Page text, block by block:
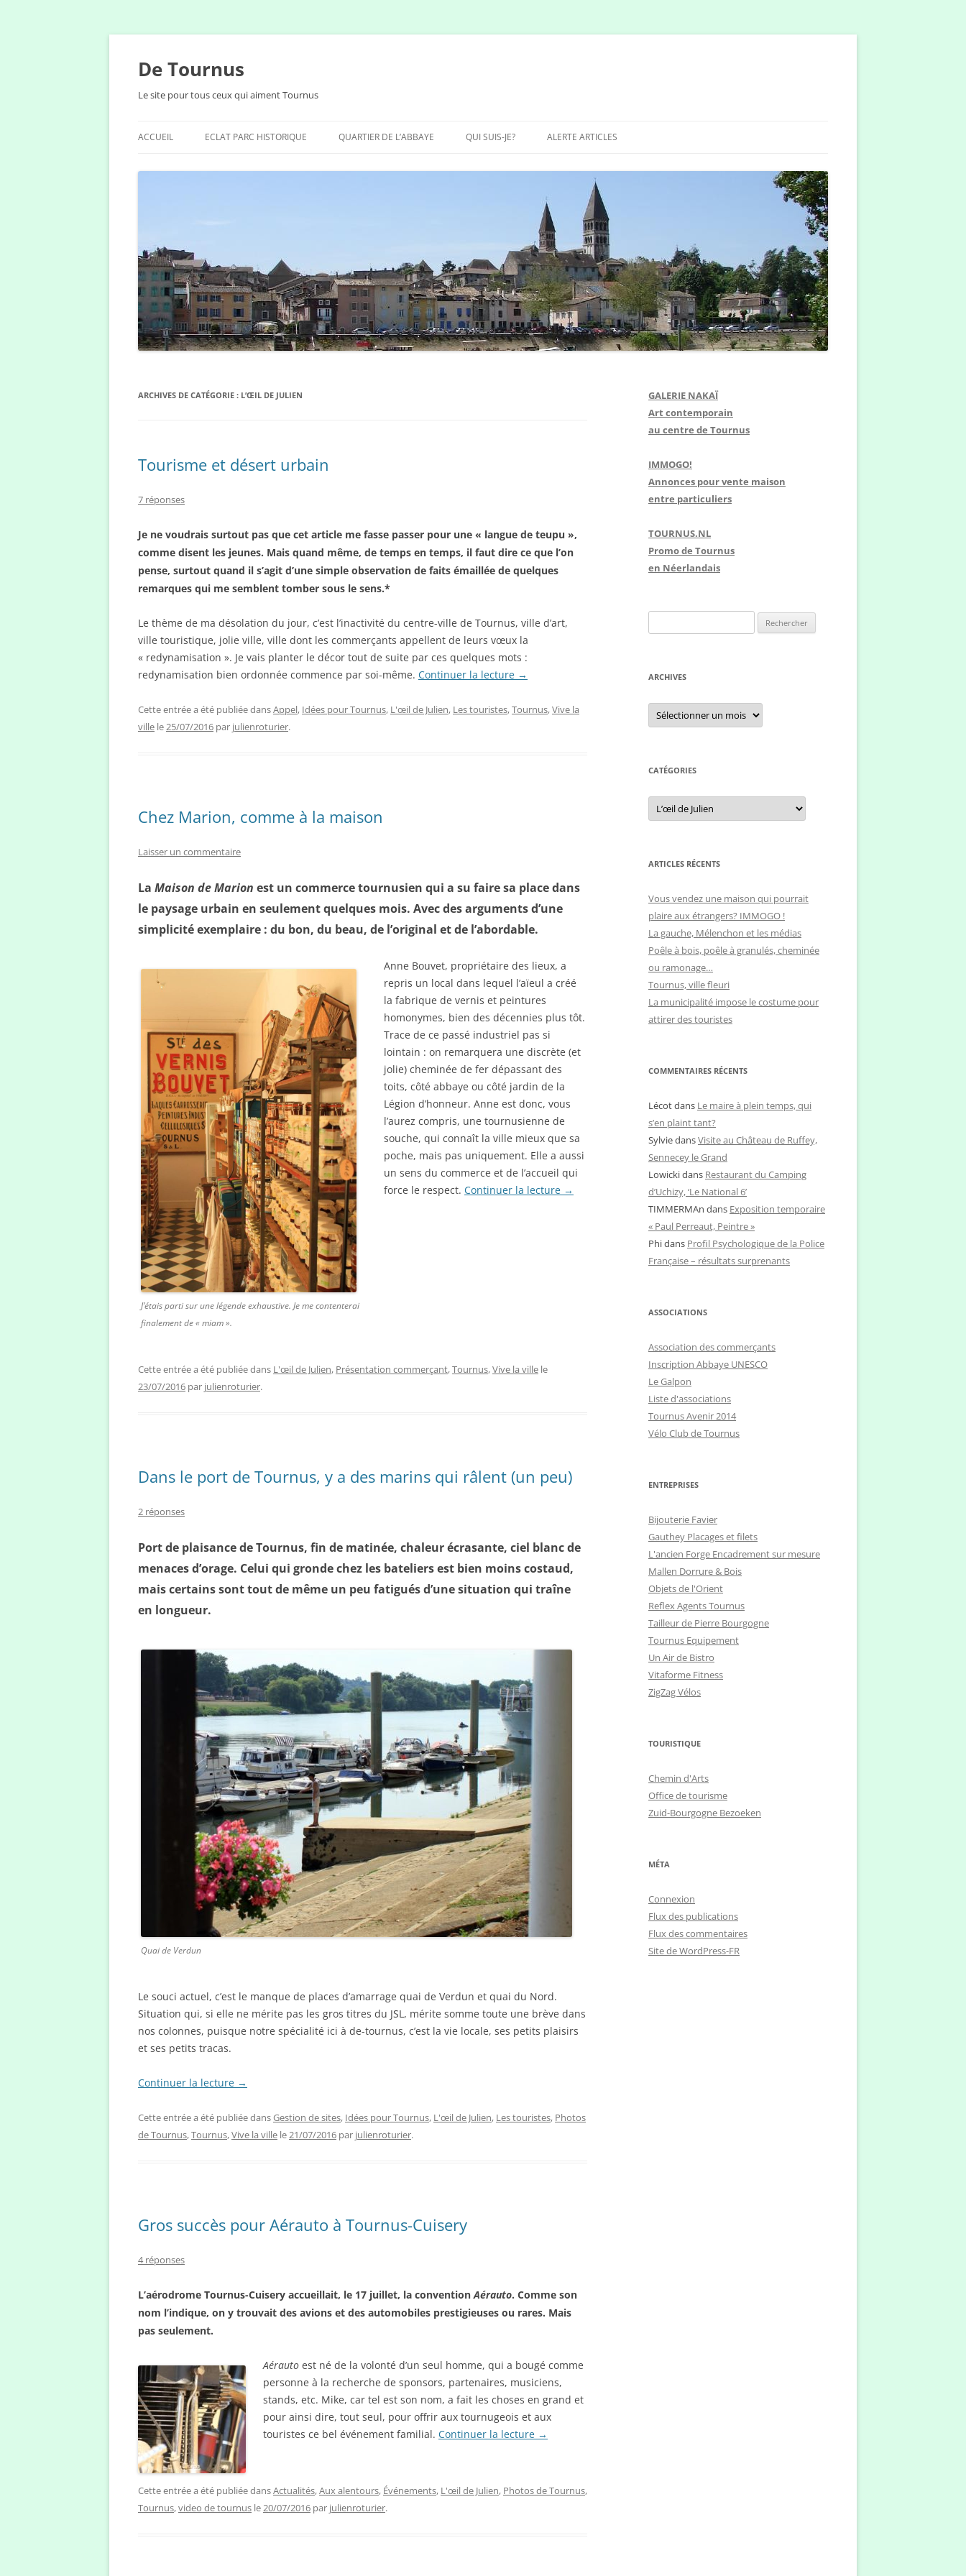
Aller
contenu
De Tournus
Le site pour tous ceux qui aiment Tournus
ACCUEIL ECLAT PARC HISTORIQUE QUARTIER DE L’ABBAYE QUI SUIS-JE?
SITE POUR 10 % DU CHIFFRE
ALERTE ARTICLES
ARCHIVES DE CATÉGORIE : L’ŒIL DE JULIEN
Tourisme et désert urbain
7 réponses
Je ne voudrais surtout pas que cet article me fasse passer pour une « langue de teupu »,
comme disent les jeunes. Mais quand même, de temps en temps, il faut dire ce que l’on
pense, surtout quand il s’agit d’une simple observation de faits émaillée de quelques
remarques qui me semblent tomber sous le sens.*
Le thème de ma désolation du jour, c’est l’inactivité du centre-ville de Tournus, ville d’art,
ville touristique, jolie ville, ville dont les commerçants appellent de leurs vœux la
« redynamisation ». Je vais planter le décor tout de suite par ces quelques mots :
redynamisation bien ordonnée commence par soi-même. Continuer la lecture →
Cette entrée a été publiée dansAppel, Idées pour Tournus, L'œil de Julien, Les touristes,Tournus,Vive la
ville le25/07/2016 par julienroturier.
Chez Marion, comme à la maison
Laisser un commentaire
La Maison de Marion est un commerce tournusien qui a su faire sa place dans
le paysage urbain en seulement quelques mois. Avec des arguments d’une
simplicité exemplaire : du bon, du beau, de l’original et de l’abordable.
J’étais parti sur une légende exhaustive. Je me contenterai
finalement de « miam ».
Anne Bouvet, propriétaire des lieux, a
repris un local dans lequel l’aïeul a créé
la fabrique de vernis et peintures
homonymes, bien des décennies plus tôt.
Trace de ce passé industriel pas si
lointain : on remarquera une discrète (et
jolie) cheminée de fer dépassant des
toits, côté abbaye ou côté jardin de la
Légion d’honneur. Anne est donc, vous
l’aurez compris, une tournusienne de
souche, qui connaît la ville mieux que sa
poche, mais pas uniquement. Elle a aussi
un sens du commerce et de l’accueil qui
force le respect. Continuer la lecture →
Cette entrée a été publiée dans L'œil de Julien, Présentation commerçant,Tournus,Vive la ville le
23/07/2016 par julienroturier.
Dans le port de Tournus, y a des marins qui râlent (un peu)
2 réponses
Port de plaisance de Tournus, fin de matinée, chaleur écrasante, ciel blanc de
menaces d’orage. Celui qui gronde chez les bateliers est bien moins costaud,
mais certains sont tout de même un peu fatigués d’une situation qui traîne
en longueur.
Quai de Verdun
Le souci actuel, c’est le manque de places d’amarrage quai de Verdun et quai du Nord.
Situation qui, si elle ne mérite pas les gros titres du JSL, mérite somme toute une brève dans
nos colonnes, puisque notre spécialité ici à de-tournus, c’est la vie locale, ses petits plaisirs
et ses petits tracas.
Continuer la lecture →
Cette entrée a été publiée dansGestion de sites, Idées pour Tournus, L'œil de Julien, Les touristes, Photos
de Tournus,Tournus,Vive la ville le21/07/2016 par julienroturier.
Gros succès pour Aérauto à Tournus-Cuisery
4 réponses
L’aérodrome Tournus-Cuisery accueillait, le 17 juillet, la conventionAérauto. Comme son
nom l’indique, on y trouvait des avions et des automobiles prestigieuses ou rares. Mais
pas seulement.
Aérauto est né de la volonté d’un seul homme, qui a bougé comme
personne à la recherche de sponsors, partenaires, musiciens,
stands, etc. Mike, car tel est son nom, a fait les choses en grand et
pour ainsi dire, tout seul, pour offrir aux tournugeois et aux
touristes ce bel événement familial. Continuer la lecture →
Cette entrée a été publiée dansActualités,Aux alentours, Événements, L'œil de Julien, Photos de Tournus,
Tournus,video de tournus le20/07/2016 par julienroturier.
GALERIE NAKAÏ
Art contemporain
au centre de Tournus
IMMOGO!
Annonces pour vente maison
entre particuliers
TOURNUS.NL
Promo de Tournus
en Néerlandais
e
h
r
c
r
ARCHIVES
A
c
e
s
CATÉGORIES
C
t
r
i
ARTICLES RÉCENTS
Vous vendez une maison qui pourrait
plaire aux étrangers? IMMOGO !
La gauche, Mélenchon et les médias
Poêle à bois, poêle à granulés, cheminée
ou ramonage…
Tournus, ville fleuri
La municipalité impose le costume pour
attirer des touristes
COMMENTAIRES RÉCENTS
Lécotdans Le maire à plein temps, qui
s’en plaint tant?
SylviedansVisite au Château de Ruffey,
Sennecey le Grand
Lowickidans Restaurant du Camping
d’Uchizy, ‘Le National 6’
TIMMERMAn dans Exposition temporaire
« Paul Perreaut, Peintre »
Phidans Profil Psychologique de la Police
Française – résultats surprenants
ASSOCIATIONS
Association des commerçants
Inscription Abbaye UNESCO
Le Galpon
Liste d'associations
Tournus Avenir 2014
Vélo Club de Tournus
ENTREPRISES
Bijouterie Favier
Gauthey Placages et filets
L'ancien Forge Encadrement sur mesure
Mallen Dorrure & Bois
Objets de l'Orient
Reflex Agents Tournus
Tailleur de Pierre Bourgogne
Tournus Equipement
Un Air de Bistro
Vitaforme Fitness
ZigZag Vélos
TOURISTIQUE
Chemin d'Arts
Office de tourisme
Zuid-Bourgogne Bezoeken
MÉTA
Connexion
Flux des publications
Flux des commentaires
Site de WordPress-FR